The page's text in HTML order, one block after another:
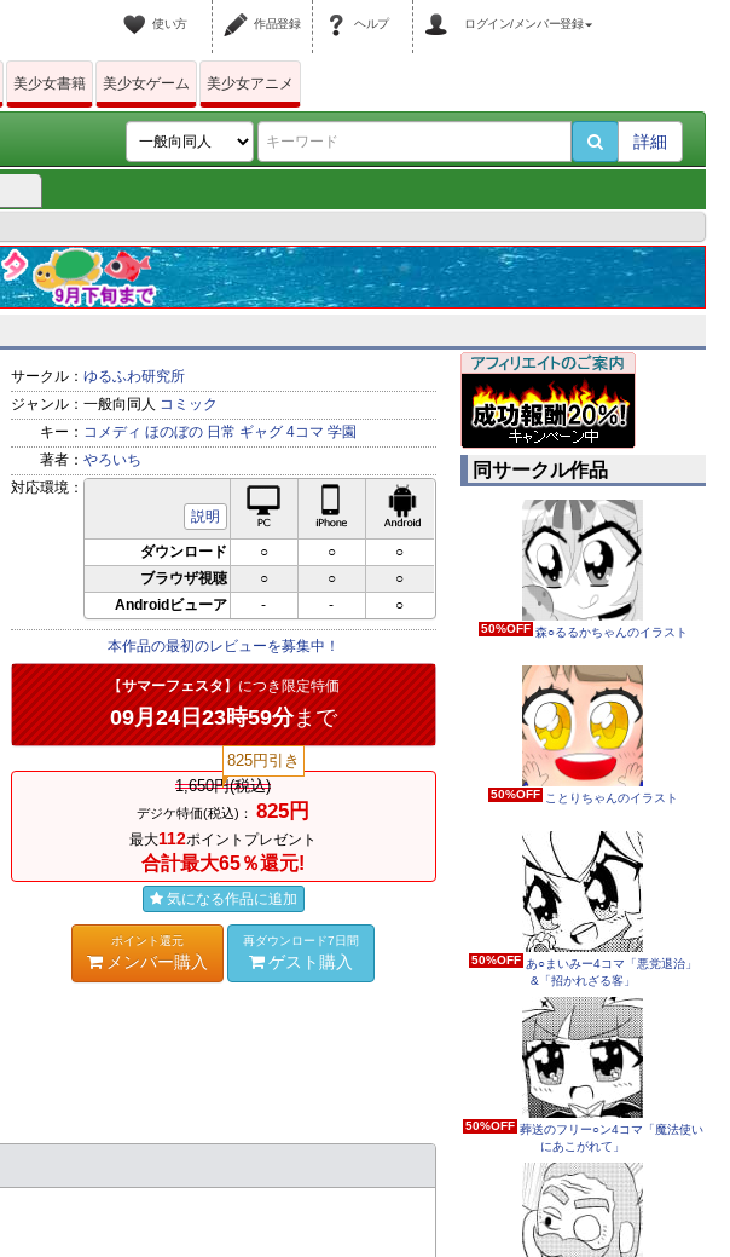
使い方 作品登録 ヘルプ ログイン/メンバー登録
美少女書籍 美少女ゲーム 美少女アニメ
詳細
サークル： ゆるふわ研究所
ジャンル： 一般向同人 コミック
キー： コメディ ほのぼの 日常 ギャグ 4コマ 学園
著者： やろいち
対応環境：
説明
PC対応 iPhone対応 Android対応
ダウンロード ○ ○
○
ブラウザ視聴
○ ○
○
Androidビューア
- - ○
本作品の最初のレビューを募集中！
【サマーフェスタ】につき限定特価
09月24日23時59分まで
1,650円(税込)
825円引き
デジケ特価(税込)： 825円
最大112ポイントプレゼント
合計最大65％還元!
気になる作品に追加
ポイント還元
メンバー購入
再ダウンロード7日間
ゲスト購入
同サークル作品
50%OFF 森○るるかちゃんのイラスト
50%OFF ことりちゃんのイラスト
50%OFF あ○まいみー4コマ「悪党退治」
&「招かれざる客」
50%OFF 葬送のフリー○ン4コマ「魔法使い
にあこがれて」